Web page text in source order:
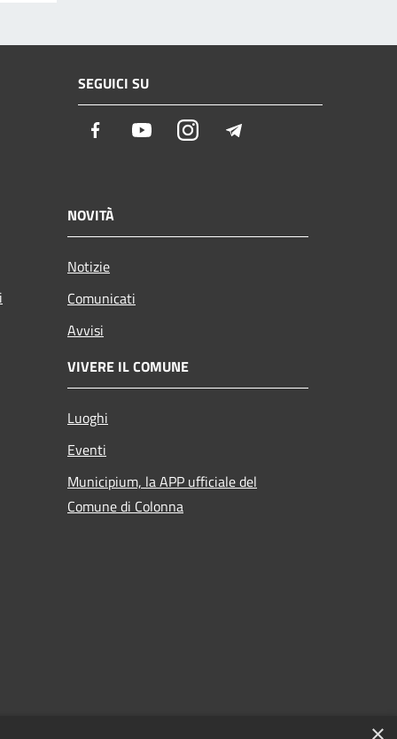
SEGUICI SU
Facebook YoutubeInstagram
NOVITÀ
Notizie
Comunicati
Avvisi
VIVERE IL COMUNE
Luoghi
Eventi
Municipium, la APP ufficiale del
Comune di Colonna